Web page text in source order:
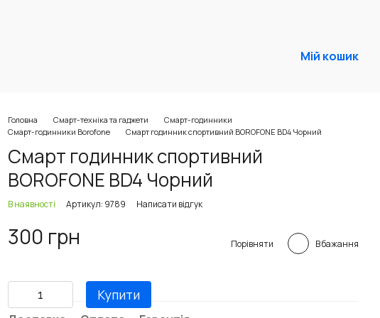
Мій кошик
Головна Смарт-техніка та гаджети
Смарт-годинники
Смарт-годинники Borofone
Смарт годинник спортивний BOROFONE BD4 Чорний
Смарт годинник спортивний
BOROFONE BD4 Чорний
В наявності Артикул: 9789 Написати відгук
300 грн Порівняти В бажання
Купити